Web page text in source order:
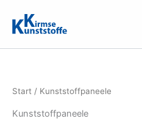
Inhalt
springen
Start / Kunststoffpaneele
Kunststoffpaneele